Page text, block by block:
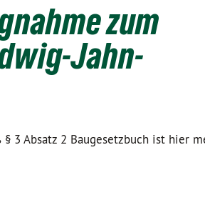
zum
Jahn-
3 Absatz 2 Baugesetzbuch ist hier